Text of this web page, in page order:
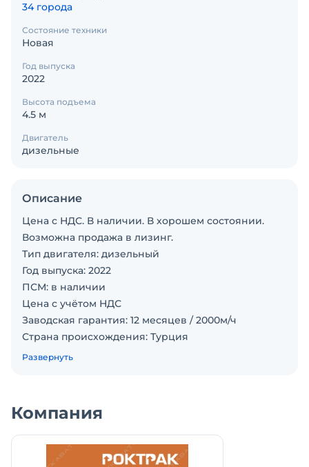
34 города
Состояние техники
Новая
Год выпуска
2022
Высота подъема
4.5 м
Двигатель
дизельные
Описание
Цена с НДС. В наличии. В хорошем состоянии.
Возможна продажа в лизинг.
Тип двигателя: дизельный
Год выпуска: 2022
ПСМ: в наличии
Цена с учётом НДС
Заводская гарантия: 12 месяцев / 2000м/ч
Страна происхождения: Турция
.
Грузоподъёмность / при центре тяжести груза (с
устройством бокового смещения вил): 2850кг /
Развернуть
Компания